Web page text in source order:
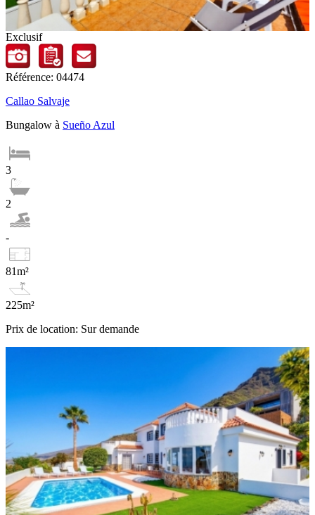
Exclusif
Référence: 04474
Callao Salvaje
Bungalow à Sueño Azul
3
2
-
81m²
225m²
Prix de location: Sur demande